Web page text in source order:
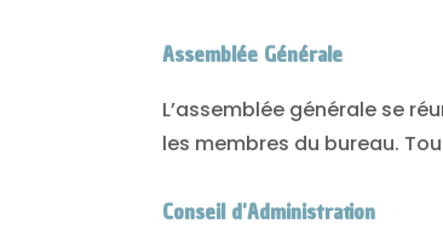
Assemblée Générale
L’assemblée générale se
les membres du bureau.
Conseil d'Administration